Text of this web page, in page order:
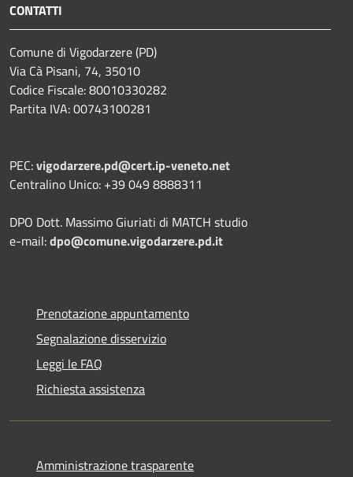
CONTATTI
Comune di Vigodarzere (PD)
Via Cà Pisani, 74, 35010
Codice Fiscale: 80010330282
Partita IVA: 00743100281
PEC:vigodarzere.pd@cert.ip-veneto.net
Centralino Unico: +39 049 8888311
DPO Dott. Massimo Giuriati di MATCH studio
e-mail:dpo@comune.vigodarzere.pd.it
Prenotazione appuntamento
Segnalazione disservizio
Leggi le FAQ
Richiesta assistenza
Amministrazione trasparente